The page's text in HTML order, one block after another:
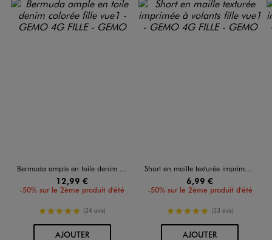
Bermuda ample en toile denim colorée fille
12,99 €
-50% sur le 2ème produit d'été
5/5 de moyenne
(24 avis)
AJOUTERAU PANIER
Short en maille texturée imprimée à volants fille
6,99 €
-50% sur le 2ème produit d'été
5/5 de moyenne
(53 avis)
AJOUTERAU PANIER